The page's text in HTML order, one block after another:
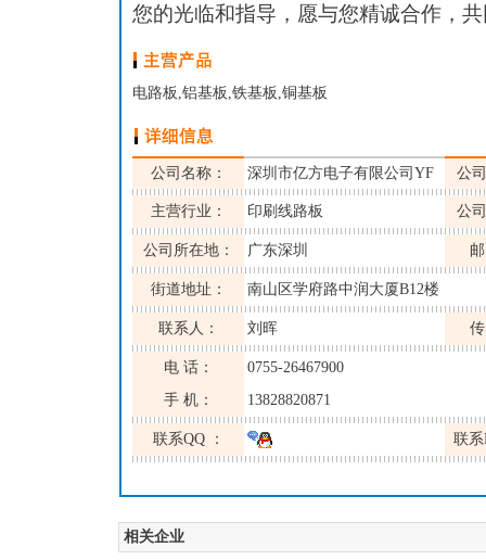
您的光临和指导，愿与您精诚合作，
电路板,铝基板,铁基板,铜基板
公司名称： 深圳市亿方电子有限公司YF 公
主营行业： 印刷线路板 公
公司所在地： 广东深圳
街道地址： 南山区学府路中润大厦B12楼
联系人： 刘晖
电 话：
0755-26467900
手 机：
13828820871
联系QQ ： 联
相关企业